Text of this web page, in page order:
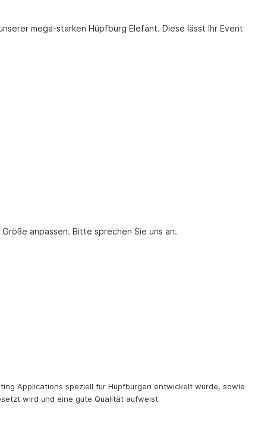
mega-starken Hüpfburg Elefant. Diese lässt Ihr Event
anpassen. Bitte sprechen Sie uns an.
Applications speziell für Hüpfburgen entwickelt wurde, sowie
wird und eine gute Qualität aufweist.